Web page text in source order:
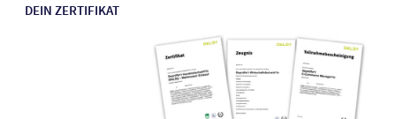
DEIN ZERTIFIKAT